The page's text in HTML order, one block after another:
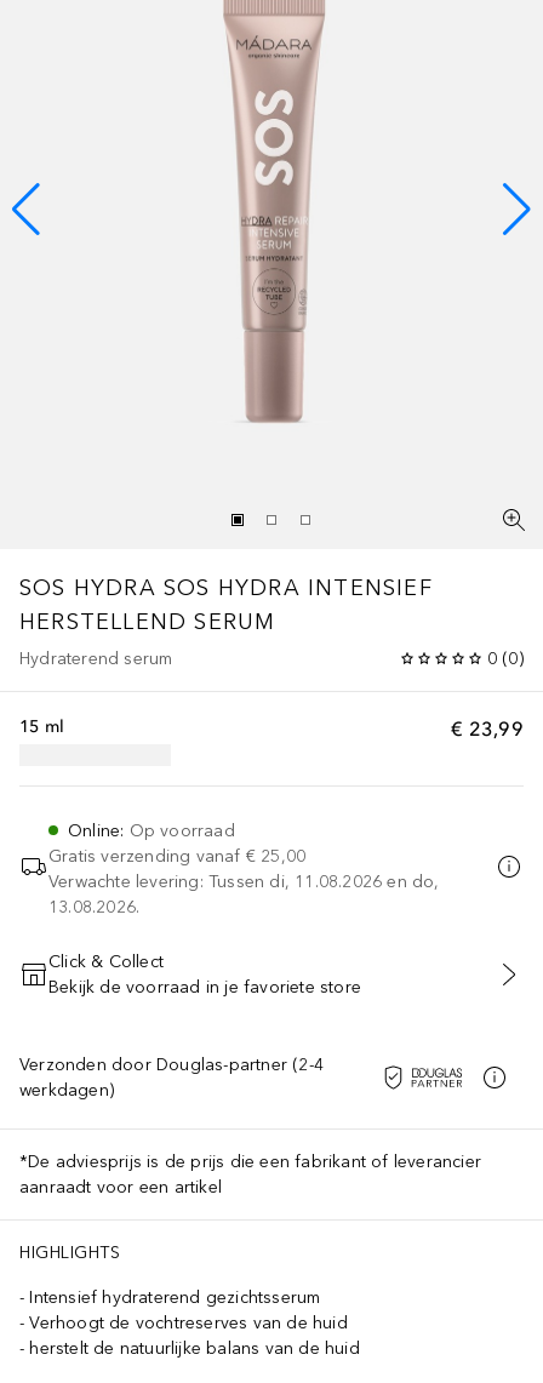
SOS HYDRA SOS HYDRA INTENSIEF
HERSTELLEND SERUM
Hydraterend serum 0 (0)
€ 23,99
15 ml
Online: Op voorraad
Gratis verzending vanaf € 25,00
Verwachte levering: Tussen di, 11.08.2026 en do,
13.08.2026.
VOEG TOE AAN WINKELMANDJE
Click & Collect
Bekijk de voorraad in je favoriete store
Verzonden door Douglas-partner (2-4
werkdagen)
*De adviesprijs is de prijs die een fabrikant of leverancier
aanraadt voor een artikel
HIGHLIGHTS
Intensief hydraterend gezichtsserum
Verhoogt de vochtreserves van de huid
herstelt de natuurlijke balans van de huid